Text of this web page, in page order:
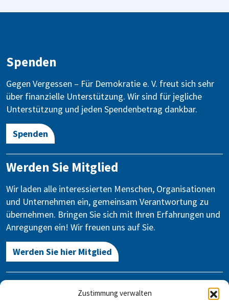
Zustimmung verwalten
Spenden
Gegen Vergessen – Für Demokratie e. V. freut sich sehr
über finanzielle Unterstützung. Wir sind für jegliche
Unterstützung und jeden Spendenbetrag dankbar.
Spenden
Werden Sie Mitglied
Wir laden alle interessierten Menschen, Organisationen
und Unternehmen ein, gemeinsam Verantwortung zu
übernehmen. Bringen Sie sich mit Ihren Erfahrungen und
Anregungen ein! Wir freuen uns auf Sie.
Werden Sie hier Mitglied
Kontakt